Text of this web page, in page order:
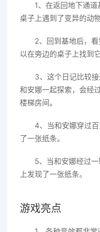
1、在返回地下通
桌子上遇到了变异的动物
2、回到基地后，
以在旁边的桌子上找到它
3、这个日记比较
和安娜一起探索，会经
楼梯房间。
4、当和安娜穿过
了一张纸条。
5、当和安娜经过
上发现了一张纸条。
游戏亮点